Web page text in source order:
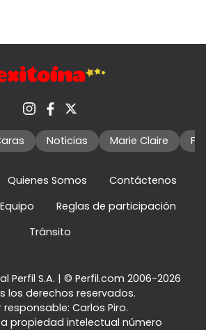
Noticias Marie Claire
Quienes Somos
Contáctenos
Equipo
Reglas de participación
Tránsito
Perfil S.A. | © Perfil.com 2006-2026
los derechos reservados.
responsable: Carlos Piro.
propiedad intelectual número